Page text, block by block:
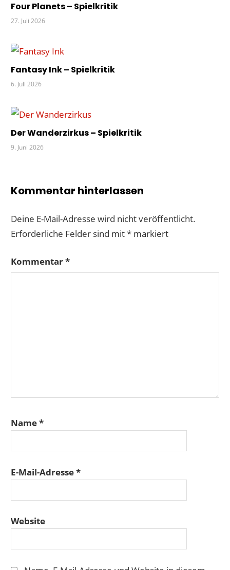
KODAMA
KOSMOS
RAUPEN
SOLI
STERNE
Four Planets – Spielkritik
27. Juli 2026
Fantasy Ink – Spielkritik
6. Juli 2026
Der Wanderzirkus – Spielkritik
9. Juni 2026
Kommentar hinterlassen
Deine E-Mail-Adresse wird nicht veröffentlicht.
Erforderliche Felder sind mit* markiert
Kommentar*
Name*
E-Mail-Adresse*
Website